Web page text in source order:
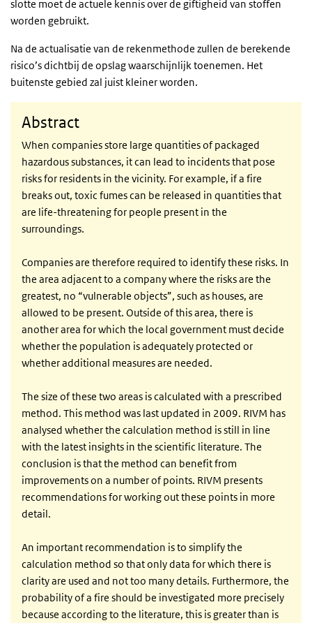
slotte moet de actuele kennis over de giftigheid van stoffen
worden gebruikt.
Na de actualisatie van de rekenmethode zullen de berekende
risico’s dichtbij de opslag waarschijnlijk toenemen. Het
buitenste gebied zal juist kleiner worden.
Abstract
When companies store large quantities of packaged
hazardous substances, it can lead to incidents that pose
risks for residents in the vicinity. For example, if a fire
breaks out, toxic fumes can be released in quantities that
are life-threatening for people present in the
surroundings.
Companies are therefore required to identify these risks. In
the area adjacent to a company where the risks are the
greatest, no “vulnerable objects”, such as houses, are
allowed to be present. Outside of this area, there is
another area for which the local government must decide
whether the population is adequately protected or
whether additional measures are needed.
The size of these two areas is calculated with a prescribed
method. This method was last updated in 2009. RIVM has
analysed whether the calculation method is still in line
with the latest insights in the scientific literature. The
conclusion is that the method can benefit from
improvements on a number of points. RIVM presents
recommendations for working out these points in more
detail.
An important recommendation is to simplify the
calculation method so that only data for which there is
clarity are used and not too many details. Furthermore, the
probability of a fire should be investigated more precisely
because according to the literature, this is greater than is